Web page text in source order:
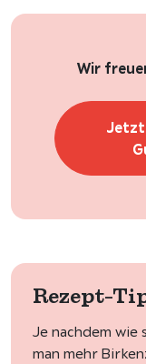
Wir
Jetzt
Rezept-
Je nachdem wie
man mehr